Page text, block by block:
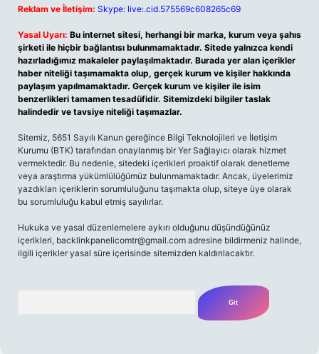
Reklam ve İletişim: Skype: live:.cid.575569c608265c69
Yasal Uyarı: Bu internet sitesi, herhangi bir marka, kurum veya şahıs
şirketi ile hiçbir bağlantısı bulunmamaktadır. Sitede yalnızca kendi
hazırladığımız makaleler paylaşılmaktadır. Burada yer alan içerikler
haber niteliği taşımamakta olup, gerçek kurum ve kişiler hakkında
paylaşım yapılmamaktadır. Gerçek kurum ve kişiler ile isim
benzerlikleri tamamen tesadüfidir. Sitemizdeki bilgiler taslak
halindedir ve tavsiye niteliği taşımazlar.
Sitemiz, 5651 Sayılı Kanun gereğince Bilgi Teknolojileri ve İletişim
Kurumu (BTK) tarafından onaylanmış bir Yer Sağlayıcı olarak hizmet
vermektedir. Bu nedenle, sitedeki içerikleri proaktif olarak denetleme
veya araştırma yükümlülüğümüz bulunmamaktadır. Ancak, üyelerimiz
yazdıkları içeriklerin sorumluluğunu taşımakta olup, siteye üye olarak
bu sorumluluğu kabul etmiş sayılırlar.
Hukuka ve yasal düzenlemelere aykırı olduğunu düşündüğünüz
içerikleri, backlinkpanelicomtr@gmail.com adresine bildirmeniz halinde,
ilgili içerikler yasal süre içerisinde sitemizden kaldırılacaktır.